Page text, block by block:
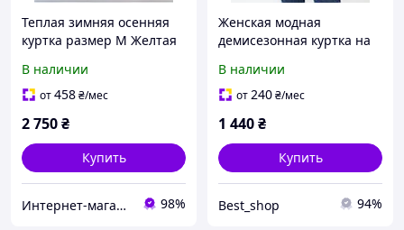
Теплая зимняя осенняя
куртка размер М Желтая
женская куртка
В наличии
от458₴/мес
2 750₴
Купить
Интернет-магазин "Smart-company" 98%
Женская модная
демисезонная куртка на
В наличии
от240₴/мес
1 440₴
Купить
Best_shop 94%